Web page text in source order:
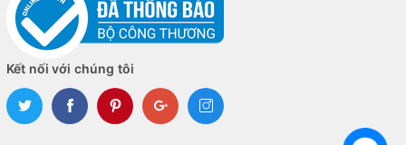
Kết nối với chúng tôi